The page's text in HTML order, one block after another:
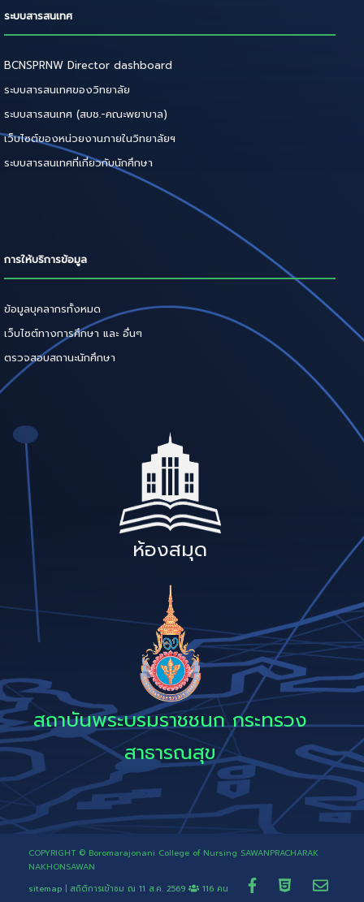
ระบบสารสนเทศ
BCNSPRNW Director dashboard
ระบบสารสนเทศของวิทยาลัย
ระบบสารสนเทศ (สบช.-คณะพยาบาล)
เว็บไซต์ของหน่วยงานภายในวิทยาลัยฯ
ระบบสารสนเทศที่เกี่ยวกับนักศึกษา
การให้บริการข้อมูล
ข้อมูลบุคลากรทั้งหมด
เว็บไซต์ทางการศึกษา และ อื่นๆ
ตรวจสอบสถานะนักศึกษา
ห้องสมุด
สถาบันพระบรมราชชนก กระทรวง
สาธารณสุข
COPYRIGHT © Boromarajonani College of Nursing SAWANPRACHARAK
NAKHONSAWAN
sitemap | สถิติการเข้าชม ณ 11 ส.ค. 2569 116 คน